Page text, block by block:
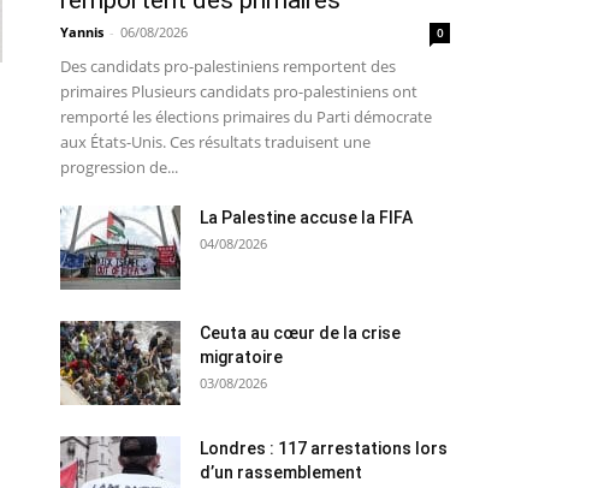
Yannis - 06/08/2026 0
Des candidats pro-palestiniens remportent des
primaires Plusieurs candidats pro-palestiniens ont
remporté les élections primaires du Parti démocrate
aux États-Unis. Ces résultats traduisent une
progression de...
La Palestine accuse la FIFA
04/08/2026
Ceuta au cœur de la crise
migratoire
03/08/2026
Londres : 117 arrestations lors
d’un rassemblement